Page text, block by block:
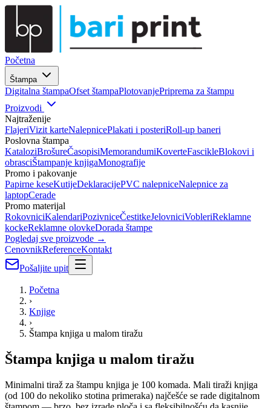
Početna
Štampa
Digitalna štampaOfset štampaPlotovanjePriprema za štampu
Proizvodi
Najtraženije
FlajeriVizit karteNalepnicePlakati i posteriRoll-up baneri
Poslovna štampa
KataloziBrošureČasopisiMemorandumiKoverteFascikleBlokovi i
obrasciŠtampanje knjigaMonografije
Promo i pakovanje
Papirne keseKutijeDeklaracijePVC nalepniceNalepnice za
laptopCerade
Promo materijal
RokovniciKalendariPozivniceČestitkeJelovniciVobleriReklamne
kockeReklamne olovkeDorada štampe
Pogledaj sve proizvode →
CenovnikReferenceKontakt
Pošaljite upit
Početna
›
Knjige
›
Štampa knjiga u malom tiražu
Štampa knjiga u malom tiražu
Minimalni tiraž za štampu knjiga je 100 komada. Mali tiraži knjiga
(od 100 do nekoliko stotina primeraka) najčešće se rade digitalnom